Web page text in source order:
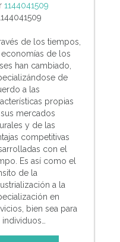
1144041509
de los tiempos,
economías de los
han cambiado,
de
a las
propias
mercados
y de las
competitivas
con el
Es así como el
de la
a la
en
bien sea para
individuos…